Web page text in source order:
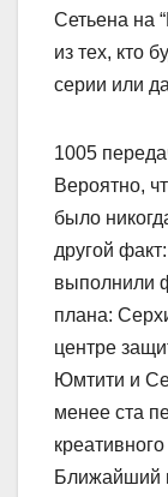
Сетьена на
из тех, кто
серии или
1005
Вероятно,
было
другой
выполнили
плана:
центре
Юмтити и
менее ста
Ближайший